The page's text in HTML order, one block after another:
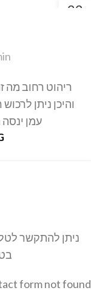
22
ריהוט רחוב מה
והיכן ניתן
עמן
ניתן להתקשר
form not found.